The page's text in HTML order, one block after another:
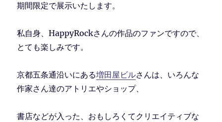
期間限定で展示いたします。
私自身、HappyRockさんの作品のファンですので、
とても楽しみです。
京都五条通沿いにある増田屋ビルさんは、いろんな
作家さん達のアトリエやショップ、
書店などが入った、おもしろくてクリエイティブな